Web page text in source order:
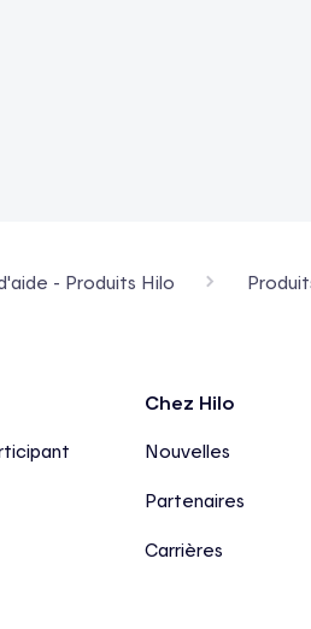
- Produits Hilo
Chez Hilo
Nouvelles
Partenaires
Carrières